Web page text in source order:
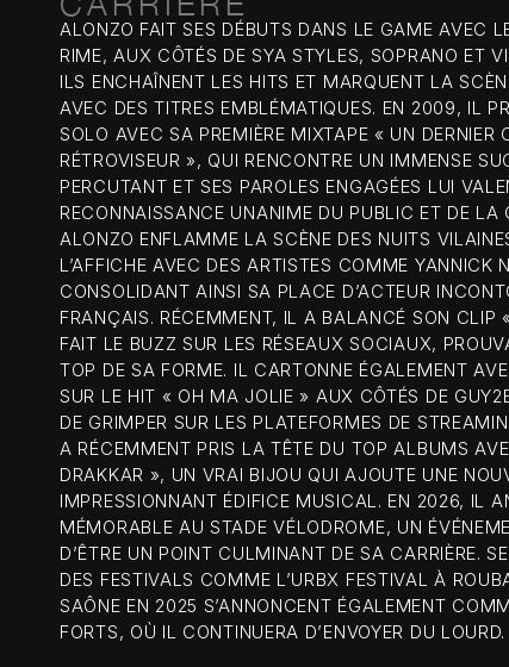
ALONZO FAIT SES DÉBUTS DANS LE GAME AVEC
RIME, AUX CÔTÉS DE SYA STYLES, SOPRANO ET
ILS ENCHAÎNENT LES HITS ET MARQUENT LA
AVEC DES TITRES EMBLÉMATIQUES. EN 2009, IL
SOLO AVEC SA PREMIÈRE MIXTAPE « UN DERNIER
RÉTROVISEUR », QUI RENCONTRE UN IMMENSE
PERCUTANT ET SES PAROLES ENGAGÉES LUI
RECONNAISSANCE UNANIME DU PUBLIC ET DE LA
ALONZO ENFLAMME LA SCÈNE DES NUITS
L’AFFICHE AVEC DES ARTISTES COMME YANNICK
CONSOLIDANT AINSI SA PLACE D’ACTEUR
FRANÇAIS. RÉCEMMENT, IL A BALANCÉ SON CLIP
FAIT LE BUZZ SUR LES RÉSEAUX SOCIAUX,
TOP DE SA FORME. IL CARTONNE ÉGALEMENT
SUR LE HIT « OH MA JOLIE » AUX CÔTÉS DE
DE GRIMPER SUR LES PLATEFORMES DE
A RÉCEMMENT PRIS LA TÊTE DU TOP ALBUMS
DRAKKAR », UN VRAI BIJOU QUI AJOUTE UNE
IMPRESSIONNANT ÉDIFICE MUSICAL. EN 2026, IL
MÉMORABLE AU STADE VÉLODROME, UN
D’ÊTRE UN POINT CULMINANT DE SA CARRIÈRE.
DES FESTIVALS COMME L’URBX FESTIVAL À
SAÔNE EN 2025 S’ANNONCENT ÉGALEMENT
FORTS, OÙ IL CONTINUERA D’ENVOYER DU LOURD.